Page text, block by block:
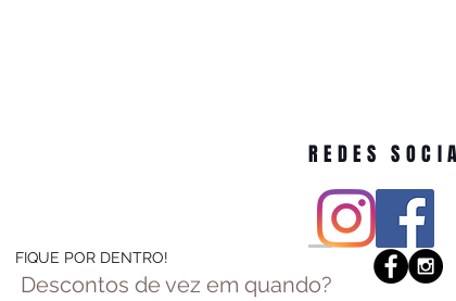
REDES
FIQUE POR DENTRO!
Descontos de vez em quando?